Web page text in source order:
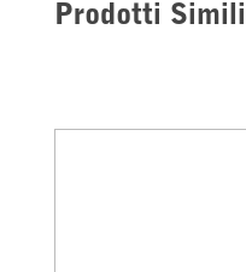
Prodotti Simili